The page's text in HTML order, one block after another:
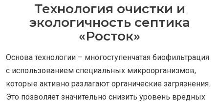
Технология очистки и
экологичность септика
«Росток»
Основа технологии – многоступенчатая биофильтрация
с использованием специальных микроорганизмов,
которые активно разлагают органические загрязнения.
Это позволяет значительно снизить уровень вредных